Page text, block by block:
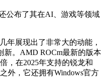
公布了其在AI、游戏等领域
年展现出了非常大的动能，
新。AMD ROCm最新的版本
，在2025年支持的锐龙和
外，它还拥有Windows官方